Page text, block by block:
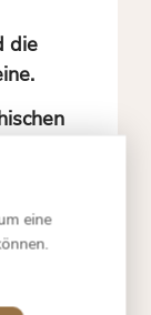
die
eine